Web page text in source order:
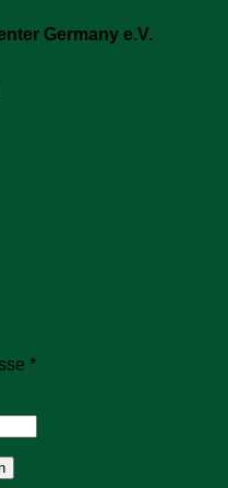
Germany e.V.
*Erforderlich